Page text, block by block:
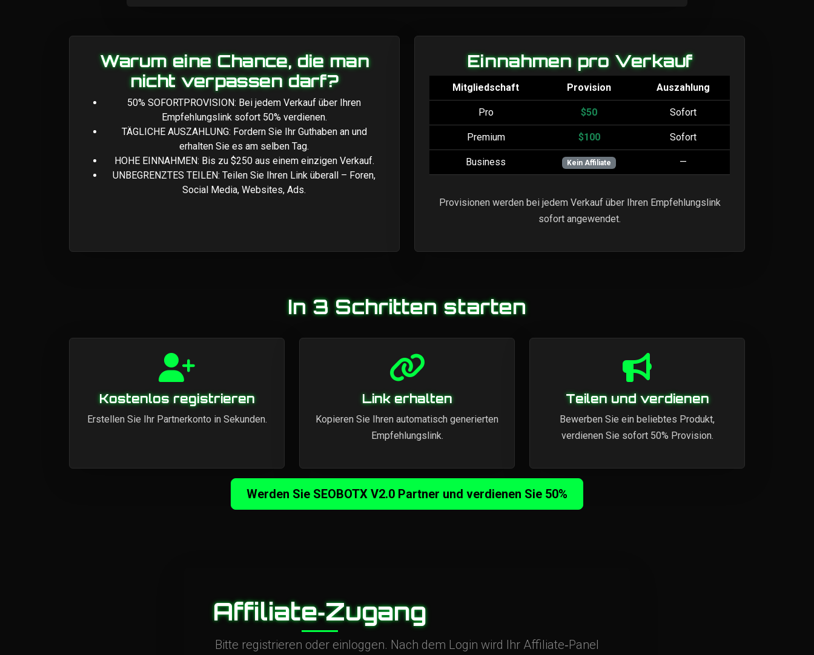
Warum eine Chance, die man
nicht verpassen darf?
50% SOFORTPROVISION: Bei jedem Verkauf über Ihren
Empfehlungslink sofort 50% verdienen.
TÄGLICHE AUSZAHLUNG: Fordern Sie Ihr Guthaben an und
erhalten Sie es am selben Tag.
HOHE EINNAHMEN: Bis zu $250 aus einem einzigen Verkauf.
UNBEGRENZTES TEILEN: Teilen Sie Ihren Link überall – Foren,
Social Media, Websites, Ads.
Einnahmen pro Verkauf
Mitgliedschaft Provision Auszahlung
Pro $50 Sofort
Premium $100 Sofort
Business Kein Affiliate —
Provisionen werden bei jedem Verkauf über Ihren Empfehlungslink
sofort angewendet.
In 3 Schritten starten
Kostenlos registrieren
Erstellen Sie Ihr Partnerkonto in Sekunden.
Link erhalten
Kopieren Sie Ihren automatisch generierten
Empfehlungslink.
Teilen und verdienen
Bewerben Sie ein beliebtes Produkt,
verdienen Sie sofort 50% Provision.
Werden Sie SEOBOTX V2.0 Partner und verdienen Sie 50%
Affiliate‑Zugang
Bitte registrieren oder einloggen. Nach dem Login wird Ihr Affiliate‑Panel